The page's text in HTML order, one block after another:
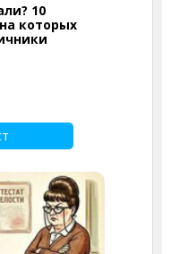
10
которых